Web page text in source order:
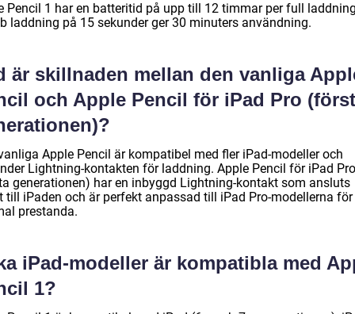
Pencil 1 har en batteritid på upp till 12 timmar per full
laddning på 15 sekunder ger 30 minuters användning.
är skillnaden mellan den vanliga
och Apple Pencil för iPad Pro
Apple Pencil är kompatibel med fler iPad-modeller och
Lightning-kontakten för laddning. Apple Pencil för iPad Pro
generationen) har en inbyggd Lightning-kontakt som ansluts
till iPaden och är perfekt anpassad till iPad Pro-modellerna för
prestanda.
iPad-modeller är kompatibla med
1?